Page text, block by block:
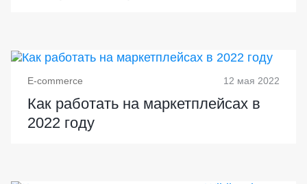
E-commerce 12 мая 2022
Как работать на маркетплейсах в
2022 году